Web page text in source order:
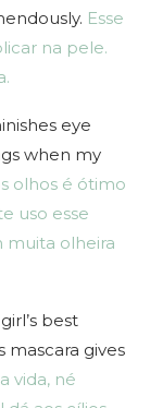
Esse
na pele.
eye
when my
olhos é ótimo
uso esse
muita olheira
best
mascara gives
vida, né